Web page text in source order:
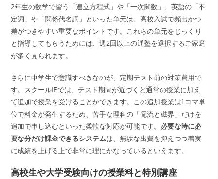
2年生の数学で習う「連立方程式」や「一次関数」、英語の「不
定詞」や「関係代名詞」といった単元は、高校入試で頻出かつ
差がつきやすい重要なポイントです。これらの単元をじっくり
と指導してもらうためには、週2回以上の通塾を選択するご家庭
が多く見られます。
さらに中学生で意識すべきなのが、定期テスト前の対策費用で
す。スクールIEでは、テスト期間が近づくと通常の授業に加え
て追加で授業を受けることができます。この追加授業は1コマ単
位で料金が発生するため、苦手な理科の「電流と磁界」だけを
追加で申し込むといった柔軟な対応が可能です。 必要な時に必
要な分だけ課金できるシステムは、無駄な出費を抑えつつ着実
に成績を上げる上で非常に理にかなっているといえます。
高校生や大学受験向けの授業料と特別講座